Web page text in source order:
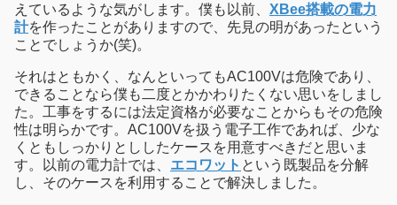
えているような気がします。僕も以前、 XBee搭載の電力
計を作ったことがありますので、先見の明があったという
ことでしょうか(笑)。
それはともかく、なんといってもAC100Vは危険であり、
できることなら僕も二度とかかわりたくない思いをしまし
た。工事をするには法定資格が必要なことからもその危険
性は明らかです。AC100Vを扱う電子工作であれば、少な
くともしっかりとししたケースを用意すべきだと思いま
す。以前の電力計では、 エコワット という既製品を分解
し、そのケースを利用することで解決しました。